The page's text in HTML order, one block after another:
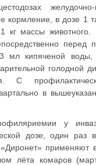
желудочно-
кормление, в дозе 1
массы животного.
перед
мл кипяченой
голодной
С
в
у
дозе, один
применяют
лёта комаров